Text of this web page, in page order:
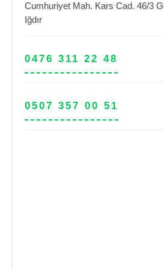
Cumhuriyet Mah. Kars Cad. 46/3
Iğdır
0476 311 22 48
0507 357 00 51